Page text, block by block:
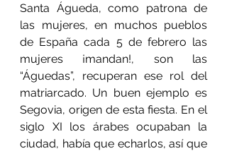
Santa Águeda, como patrona de
las mujeres, en muchos pueblos
de España cada 5 de febrero las
mujeres ¡mandan!, son las
“Águedas”, recuperan ese rol del
matriarcado. Un buen ejemplo es
Segovia, origen de esta fiesta. En el
siglo XI los árabes ocupaban la
ciudad, había que echarlos, así que